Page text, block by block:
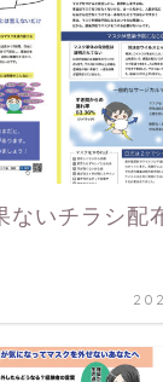
ないチラシ配